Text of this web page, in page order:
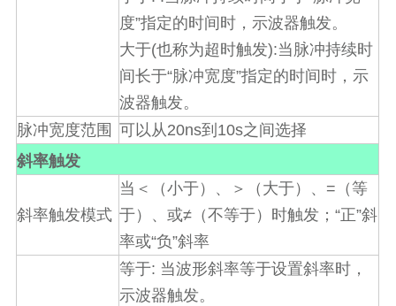
度”指定的时间时，示波器触发。
大于(也称为超时触发):当脉冲持续时
间长于“脉冲宽度”指定的时间时，示
波器触发。
脉冲宽度范围
可以从20ns到 10s之间选择
斜率触发
斜率触发模式
当＜（小于）、＞（大于）、 = （等
于）、或≠ （不等于）时触发；“正”斜
率或“负”斜率
等于: 当波形斜率等于设置斜率时，
示波器触发。